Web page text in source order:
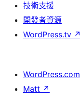
技術支援
開發者資源
WordPress.tv ↗
WordPress.com
Matt ↗